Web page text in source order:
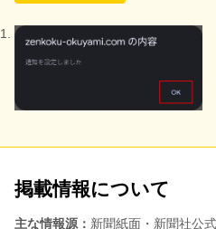
掲載情報について
主な情報源： 新聞紙面・新聞社公